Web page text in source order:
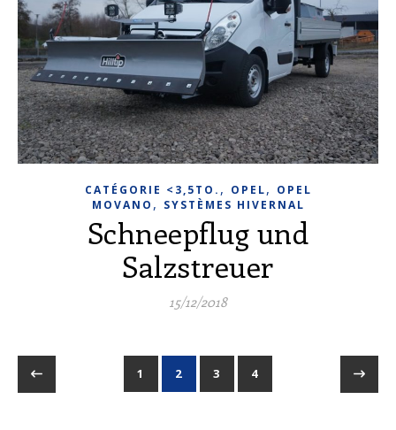
CATÉGORIE <3,5TO. , OPEL, OPEL
MOVANO , SYSTÈMES HIVERNAL
Schneepflug und
Salzstreuer
15/12/2018
1 2 3 4